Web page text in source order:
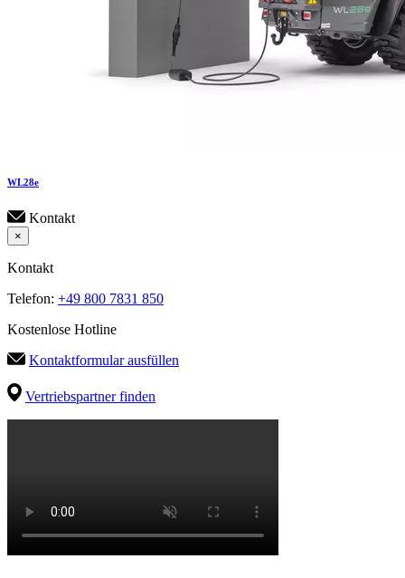
WL28e
Kontakt
×
Kontakt
Telefon: +49 800 7831 850
Kostenlose Hotline
Kontaktformular ausfüllen
Vertriebspartner finden